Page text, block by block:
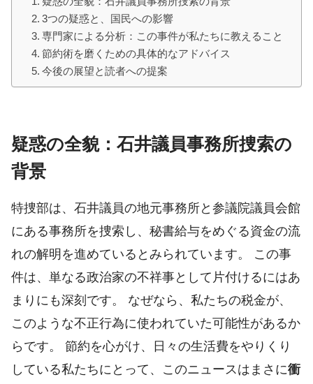
3つの疑惑と、国民への影響
専門家による分析：この事件が私たちに教えること
節約術を磨くための具体的なアドバイス
今後の展望と読者への提案
疑惑の全貌：石井議員事務所捜索の
背景
特捜部は、石井議員の地元事務所と参議院議員会館
にある事務所を捜索し、秘書給与をめぐる資金の流
れの解明を進めているとみられています。 この事
件は、単なる政治家の不祥事として片付けるにはあ
まりにも深刻です。 なぜなら、私たちの税金が、
このような不正行為に使われていた可能性があるか
らです。 節約を心がけ、日々の生活費をやりくり
している私たちにとって、このニュースはまさに衝